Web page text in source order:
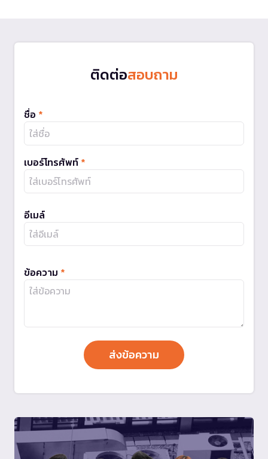
ติดต่อสอบถาม
ชื่อ *
เบอร์โทรศัพท์ *
อีเมล์
ข้อความ *